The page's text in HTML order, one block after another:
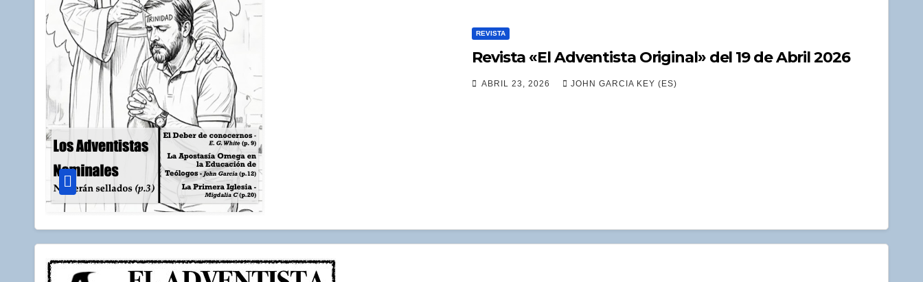
REVISTA
Revista «El Adventista Original» del 19 de Abril 2026
ABRIL 23, 2026 JOHN GARCIA KEY (ES)